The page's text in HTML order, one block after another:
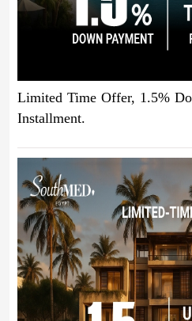
Limited Time Offer, 1.5%
Installment.